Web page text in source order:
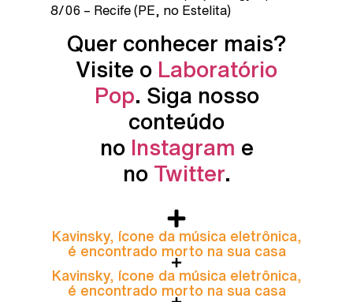
8/06 – Recife (PE, no Estelita)
Quer conhecer mais?
Visite o Laboratório
Pop. Siga nosso
conteúdo
no Instagram e
no Twitter.
Kavinsky, ícone da música eletrônica,
é encontrado morto na sua casa
Kavinsky, ícone da música eletrônica,
é encontrado morto na sua casa